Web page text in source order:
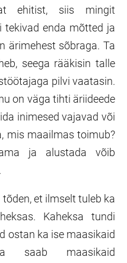
ehitist, siis mingit
tekivad enda mõtted ja
ärimehest sõbraga. Ta
seega rääkisin talle
pilvi vaatasin.
on väga tihti äriideede
inimesed vajavad või
mis maailmas toimub?
ja alustada võib
et ilmselt tuleb ka
Kaheksa tundi
ostan ka ise maasikaid
saab maasikaid